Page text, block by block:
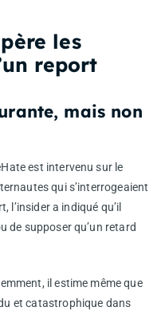
les
report
mais non
est intervenu sur le
qui s’interrogeaient
l’insider a indiqué qu’il
de supposer qu’un retard
il estime même que
et catastrophique dans